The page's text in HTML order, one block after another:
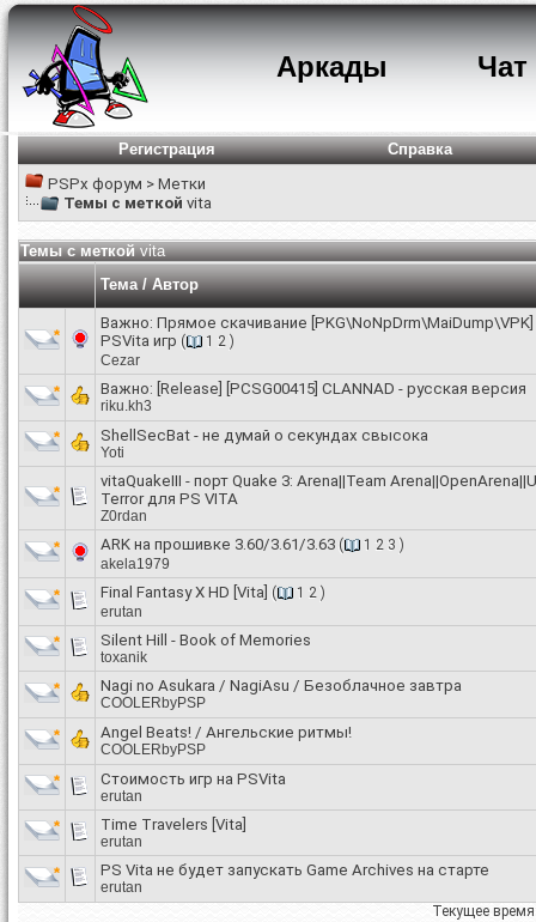
Аркады Чат
Регистрация
Справка
PSPx форум > Метки
Темы с меткой vita
Темы с меткойvita
Тема / Автор
Важно: Прямое скачивание [PKG\NoNpDrm\MaiDump\VPK]
PSVita игр ( 1 2 )
Cezar
Важно: [Release] [PCSG00415] CLANNAD - русская версия
riku.kh3
ShellSecBat - не думай о секундах свысока
Yoti
vitaQuakeIII - порт Quake 3: Arena||Team
Terror для PS VITA
Z0rdan
ARK на прошивке 3.60/3.61/3.63 ( 1 2 3 )
akela1979
Final Fantasy X HD [Vita] ( 1 2 )
erutan
Silent Hill - Book of Memories
toxanik
Nagi no Asukara / NagiAsu / Безоблачное завтра
COOLERbyPSP
Angel Beats! / Ангельские ритмы!
COOLERbyPSP
Стоимость игр на PSVita
erutan
Time Travelers [Vita]
erutan
PS Vita не будет запускать Game Archives на старте
erutan
Текущее